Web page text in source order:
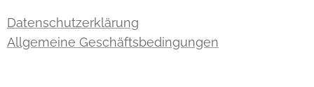
Datenschutzerklärung
Allgemeine Geschäftsbedingungen